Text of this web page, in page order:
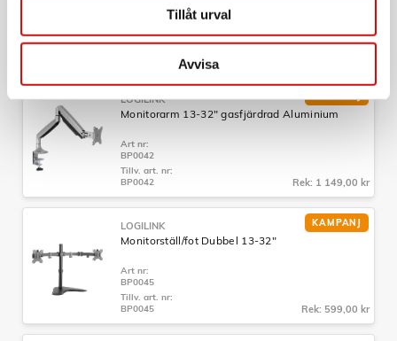
Tillåt urval
Avvisa
Tillv. art. nr:
LOGILINK
Monitorarm 13-32" gasfjärdrad Aluminium
Art nr:
BP0042
Tillv. art. nr:
BP0042
Rek: 1 149,00 kr
KAMPANJ
LOGILINK
Monitorställ/fot Dubbel 13-32"
Art nr:
BP0045
Tillv. art. nr:
BP0045
Rek: 599,00 kr